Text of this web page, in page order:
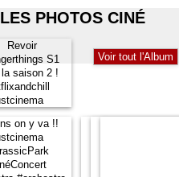
LES PHOTOS CINÉ
Voir tout l'Album